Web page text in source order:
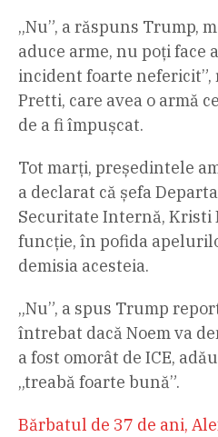
„Nu”, a răspuns Trump,
aduce arme, nu poți face
incident foarte
Pretti, care avea o armă
de a fi împușcat.
Tot marți, președintele
a declarat că șefa
Securitate Internă, Kristi
funcție, în pofida
demisia acesteia.
„Nu”, a spus Trump
întrebat dacă Noem va
a fost omorât de ICE,
„treabă foarte bună”.
Bărbatul de 37 de ani,